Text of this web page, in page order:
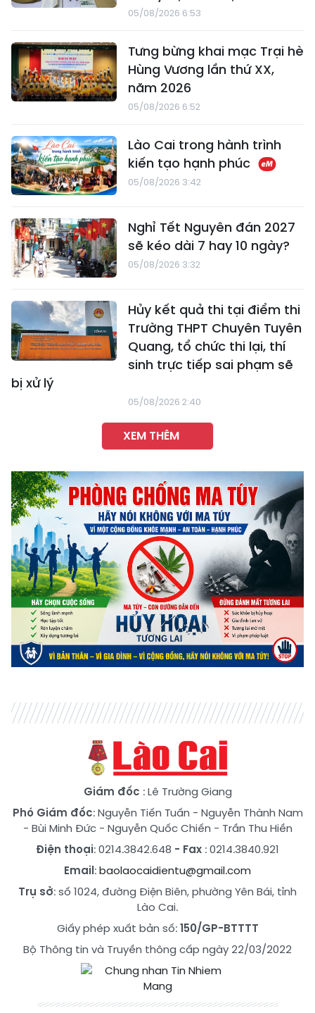
05/08/2026 6:53
Tưng bừng khai mạc Trại hè
Hùng Vương lần thứ XX,
năm 2026
05/08/2026 6:52
Lào Cai trong hành trình
kiến tạo hạnh phúc
05/08/2026 3:42
Nghỉ Tết Nguyên đán 2027
sẽ kéo dài 7 hay 10 ngày?
05/08/2026 3:32
Hủy kết quả thi tại điểm thi
Trường THPT Chuyên Tuyên
Quang, tổ chức thi lại, thí
sinh trực tiếp sai phạm sẽ
bị xử lý
05/08/2026 2:40
XEM THÊM
Giám đốc : Lê Trường Giang
Phó Giám đốc:Nguyễn Tiến Tuấn - Nguyễn Thành Nam
- Bùi Minh Đức- Nguyễn Quốc Chiến - Trần Thu Hiền
Điện thoại: 0214.3842.648 - Fax : 0214.3840.921
Email:baolaocaidientu@gmail.com
Trụ sở: số 1024, đường Điện Biên, phường Yên Bái, tỉnh
Lào Cai.
Giấy phép xuất bản số:150/GP-BTTTT
Bộ Thông tin và Truyền thông cấp ngày 22/03/2022